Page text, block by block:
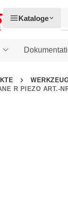
Kataloge
R PIEZO ART.-